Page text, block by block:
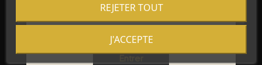
REJETER TOUT
J'ACCEPTE
Sortie